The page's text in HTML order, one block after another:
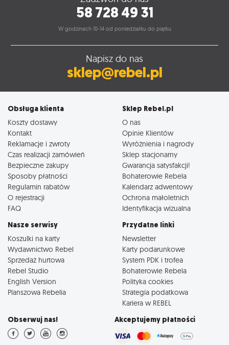
58 728 49 31
W godzinach 10-14 od poniedziałku do piątku
Napisz do nas
sklep@rebel.pl
Obsługa klienta
Koszty dostawy
Kontakt
Reklamacje i zwroty
Czas realizacji zamówień
Bezpieczne zakupy
Sposoby płatności
Regulamin rabatów
O rejestracji
FAQ
Sklep Rebel.pl
O nas
Opinie Klientów
Wyróżnienia i nagrody
Sklep stacjonarny
Gwarancja satysfakcji!
Bohaterowie Rebela
Kalendarz adwentowy
Ochrona małoletnich
Identyfikacja wizualna
Nasze serwisy
Koszulki na karty
Wydawnictwo Rebel
Sprzedaż hurtowa
Rebel Studio
English Version
Planszowa Rebelia
Przydatne linki
Newsletter
Karty podarunkowe
System PDK i trofea
Bohaterowie Rebela
Polityka cookies
Strategia podatkowa
Kariera w REBEL
Obserwuj nas! Akceptujemy płatności